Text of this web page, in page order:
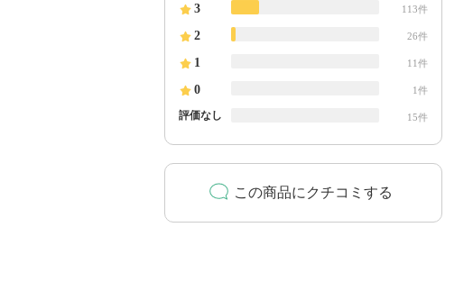
3 113件
2 26件
1 11件
0 1件
評価なし 15件
この商品にクチコミする